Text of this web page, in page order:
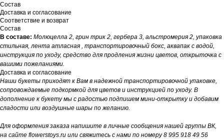
Состав
Доставка и согласование
Соответствие и возврат
Состав
В составе: Молюцелла 2, грин трик 2, гербера 3, альстромерия 2, упаковка
стильная, лента атласная , транспортировочный бокс, аквапак с водой,
инструкция по уходу, средство для продления жизни цветов, открыточка с
вашими пожеланиями.
Доставка и согласование
Наши букеты приходят к Вам в надежной транспортировочной упаковке,
сопровождаемые подкормкой для цветов и инструкцией по уходу. В
дополнение к букету мы с радостью подпишем мини-открытку и добавим
сладости или воздушные шары по желанию.
Для оформления заказа напишите в личные сообщения нашей группы ВК,
на сайте flowerstoys.ru или свяжитесь с нами по номеру 8 995 918 49 56